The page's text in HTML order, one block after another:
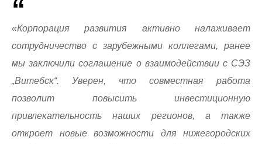
«Корпорация развития активно налаживает
сотрудничество с зарубежными коллегами, ранее
мы заключили соглашение о взаимодействии с СЭЗ
„Витебск“. Уверен, что совместная работа
позволит повысить инвестиционную
привлекательность наших регионов, а также
откроет новые возможности для нижегородских